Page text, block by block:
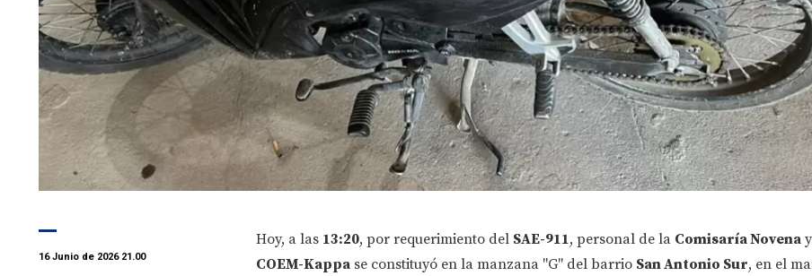
16 Junio de 2026 21.00
Hoy, a las 13:20, por requerimiento del SAE-911, personal de la Comisaría Novenay
COEM-Kappase constituyó en la manzana "G" del barrio San Antonio Sur, en el